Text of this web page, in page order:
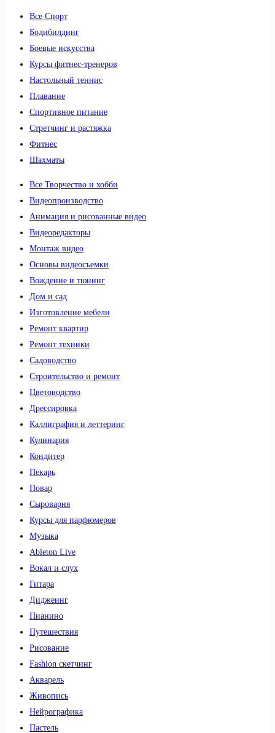
Все Спорт
Бодибилдинг
Боевые искусства
Курсы фитнес-тренеров
Настольный теннис
Плавание
Спортивное питание
Стретчинг и растяжка
Фитнес
Шахматы
Все Творчество и хобби
Видеопроизводство
Анимация и рисованные видео
Видеоредакторы
Монтаж видео
Основы видеосъемки
Вождение и тюнинг
Дом и сад
Изготовление мебели
Ремонт квартир
Ремонт техники
Садоводство
Строительство и ремонт
Цветоводство
Дрессировка
Каллиграфия и леттеринг
Кулинария
Кондитер
Пекарь
Повар
Сыроварня
Курсы для парфюмеров
Музыка
Ableton Live
Вокал и слух
Гитара
Диджеинг
Пианино
Путешествия
Рисование
Fashion скетчинг
Акварель
Живопись
Нейрографика
Пастель